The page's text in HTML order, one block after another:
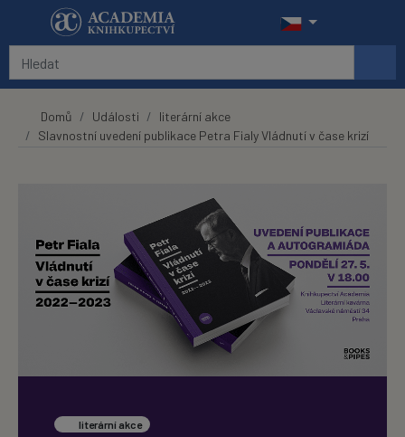
Přeskočit na hlavní obsah
Domů Události
literární akce
Slavnostní uvedení publikace Petra Fialy Vládnutí v čase krizí
literární akce